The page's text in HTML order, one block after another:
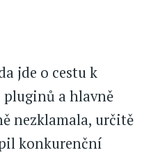
jde o cestu k
a hlavně
nezklamala, určitě
konkurenční